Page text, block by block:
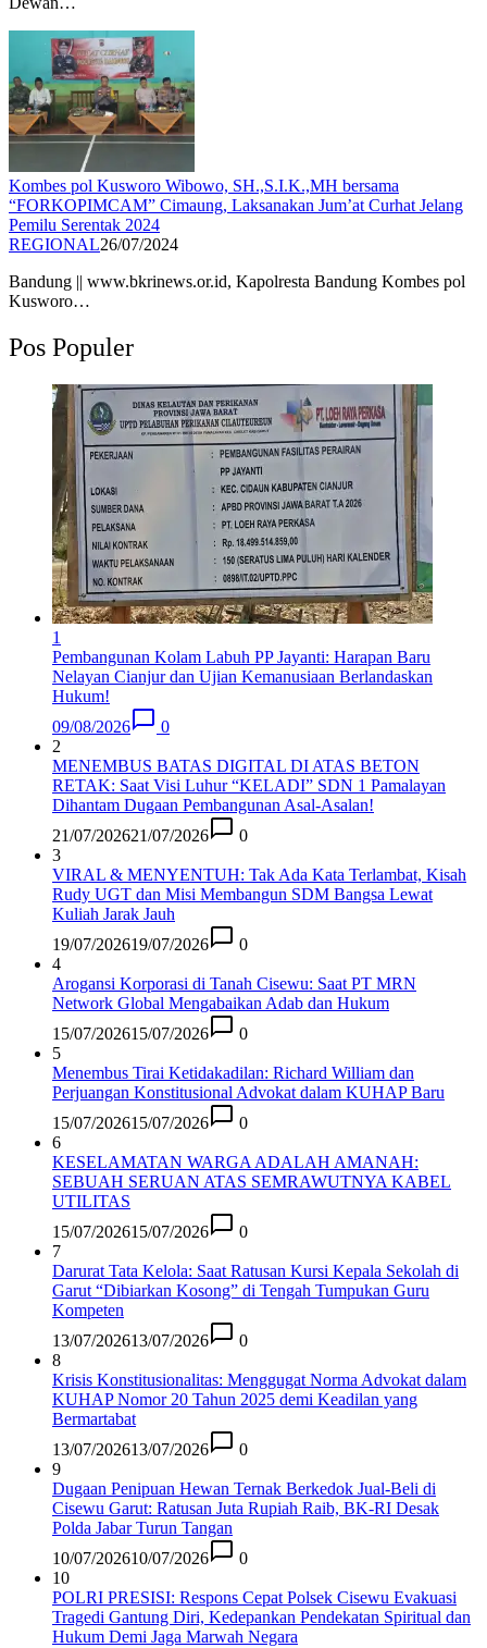
Kombes pol Kusworo Wibowo, SH.,S.I.K.,MH bersama
“FORKOPIMCAM” Cimaung, Laksanakan Jum’at Curhat Jelang
Pemilu Serentak 2024
REGIONAL26/07/2024
Bandung || www.bkrinews.or.id, Kapolresta Bandung Kombes pol
Kusworo…
Pos Populer
1
Pembangunan Kolam Labuh PP Jayanti: Harapan Baru
Nelayan Cianjur dan Ujian Kemanusiaan Berlandaskan
Hukum!
09/08/2026
0
2
MENEMBUS BATAS DIGITAL DI ATAS BETON
RETAK: Saat Visi Luhur “KELADI” SDN 1 Pamalayan
Dihantam Dugaan Pembangunan Asal-Asalan​!
21/07/202621/07/2026
0
3
VIRAL & MENYENTUH: Tak Ada Kata Terlambat, Kisah
Rudy UGT dan Misi Membangun SDM Bangsa Lewat
Kuliah Jarak Jauh
19/07/202619/07/2026
0
4
Arogansi Korporasi di Tanah Cisewu: Saat PT MRN
Network Global Mengabaikan Adab dan Hukum
15/07/202615/07/2026
0
5
Menembus Tirai Ketidakadilan: Richard William dan
Perjuangan Konstitusional Advokat dalam KUHAP Baru
15/07/202615/07/2026
0
6
KESELAMATAN WARGA ADALAH AMANAH:
SEBUAH SERUAN ATAS SEMRAWUTNYA KABEL
UTILITAS
15/07/202615/07/2026
0
7
Darurat Tata Kelola: Saat Ratusan Kursi Kepala Sekolah di
Garut “Dibiarkan Kosong” di Tengah Tumpukan Guru
Kompeten
13/07/202613/07/2026
0
8
Krisis Konstitusionalitas: Menggugat Norma Advokat dalam
KUHAP Nomor 20 Tahun 2025 demi Keadilan yang
Bermartabat
13/07/202613/07/2026
0
9
Dugaan Penipuan Hewan Ternak Berkedok Jual-Beli di
Cisewu Garut: Ratusan Juta Rupiah Raib, BK-RI Desak
Polda Jabar Turun Tangan
10/07/202610/07/2026
0
10
POLRI PRESISI: Respons Cepat Polsek Cisewu Evakuasi
Tragedi Gantung Diri, Kedepankan Pendekatan Spiritual dan
Hukum Demi Jaga Marwah Negara